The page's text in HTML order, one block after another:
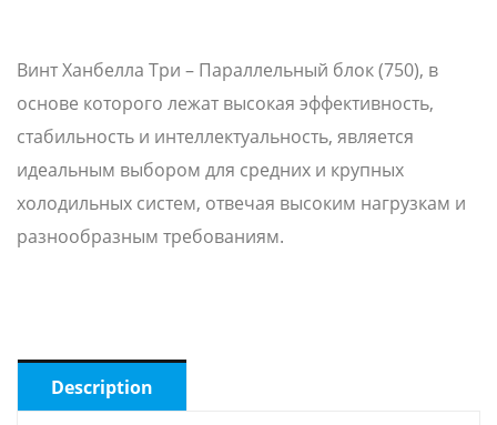
Винт Ханбелла Три – Параллельный блок (750), в
основе которого лежат высокая эффективность,
стабильность и интеллектуальность, является
идеальным выбором для средних и крупных
холодильных систем, отвечая высоким нагрузкам и
разнообразным требованиям.
Description